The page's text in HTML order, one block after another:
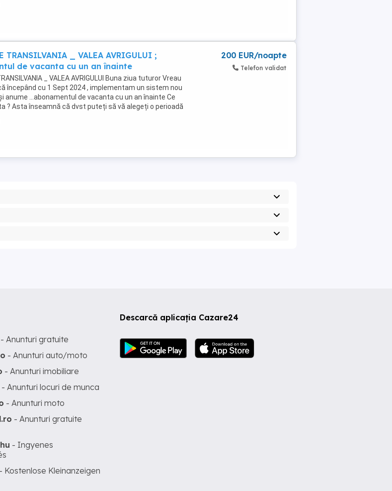
TRANSILVANIA _ VALEA AVRIGULUI ;
de vacanta cu un an înainte
_ VALEA AVRIGULUI Buna ziua tuturor Vreau
începând cu 1 Sept 2024 , implementam un sistem nou
anume ...abonamentul de vacanta cu un an înainte Ce
? Asta înseamnă că dvst puteți să vă alegeți o perioadă
200 EUR/noapte
Telefon validat
Descarcă aplicația Cazare24
- Anunturi gratuite
- Anunturi auto/moto
- Anunturi imobiliare
- Anunturi locuri de munca
- Anunturi moto
- Anunturi gratuite
- Ingyenes
- Kostenlose Kleinanzeigen